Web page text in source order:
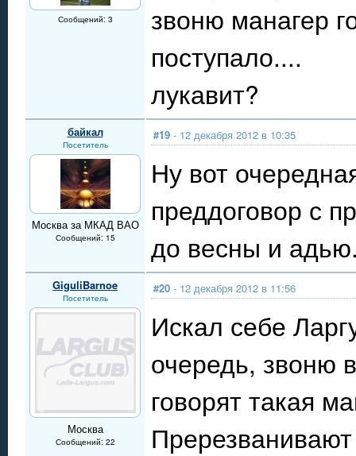
Сообщений: 3
звоню манагер
поступало....
лукавит?
байкал
Посетитель
Москва за МКАД ВАО
Сообщений: 15
#19 - 12 декабря 2012 в 10:35
Ну вот
преддоговор с
до весны и
GiguliBarnoe
Посетитель
Москва
Сообщений: 22
#20 - 12 декабря 2012 в 11:56
Искал себе
очередь, звоню
говорят такая